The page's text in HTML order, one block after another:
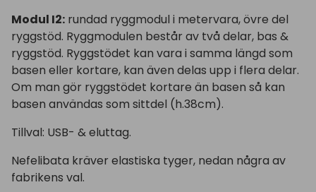
Modul I2: rundad ryggmodul i metervara, övre del
ryggstöd. Ryggmodulen består av två delar, bas &
ryggstöd. Ryggstödet kan vara i samma längd som
basen eller kortare, kan även delas upp i flera delar.
Om man gör ryggstödet kortare än basen så kan
basen användas som sittdel (h.38cm).
Tillval: USB- & eluttag.
Nefelibata kräver elastiska tyger, nedan några av
fabrikens val.